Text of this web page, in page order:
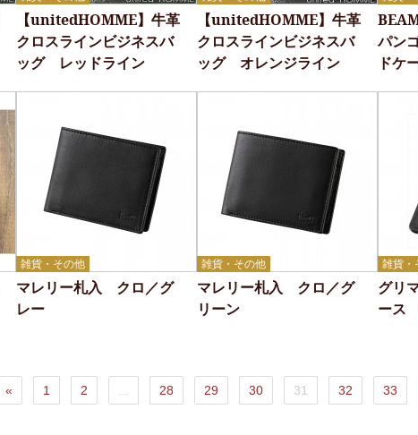
【unitedHOMME】牛革
クロスラインビジネスバ
ッグ レッドライン
【unitedHOMME】牛革
クロスラインビジネスバ
ッグ オレンジライン
パン
ドケ
雑貨・その他
マレリー札入 クロ／グ
レー
雑貨・その他
マレリー札入 クロ／グ
リーン
雑貨・
グリ
ース
« 1 2 ... 28 29 30 31 32 33